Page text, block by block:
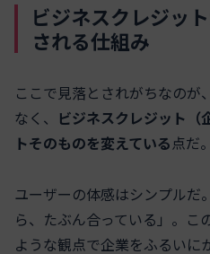
ビジネスクレジッ
される仕組み
ここで見落とされがちなのが
なく、 ビジネスクレジット（
トそのものを変えている点だ。
ユーザーの体感はシンプルだ
ら、たぶん合っている」。こ
ような観点で企業をふるいに